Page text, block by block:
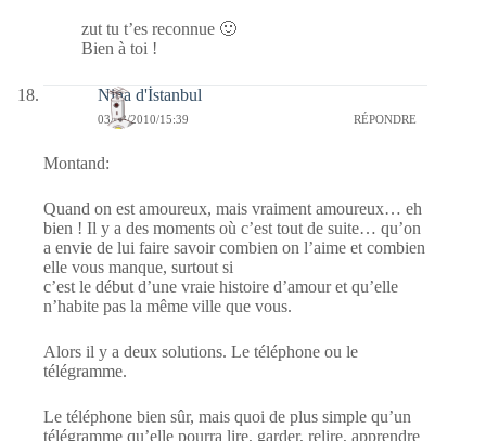
zut tu t’es reconnue 🙂
Bien à toi !
Nina d'İstanbul
03/03/2010/15:39 RÉPONDRE
Montand:
Quand on est amoureux, mais vraiment amoureux… eh
bien ! Il y a des moments où c’est tout de suite… qu’on
a envie de lui faire savoir combien on l’aime et combien
elle vous manque, surtout si
c’est le début d’une vraie histoire d’amour et qu’elle
n’habite pas la même ville que vous.
Alors il y a deux solutions. Le téléphone ou le
télégramme.
Le téléphone bien sûr, mais quoi de plus simple qu’un
télégramme qu’elle pourra lire, garder, relire, apprendre